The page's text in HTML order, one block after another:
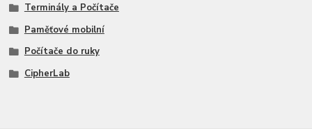
Terminály a Počítače
Paměťové mobilní
Počítače do ruky
CipherLab